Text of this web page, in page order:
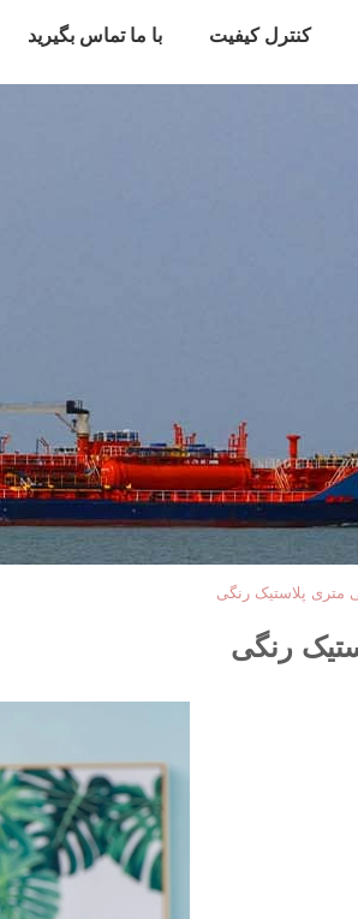
کنترل کیفیت با ما تماس بگیرید